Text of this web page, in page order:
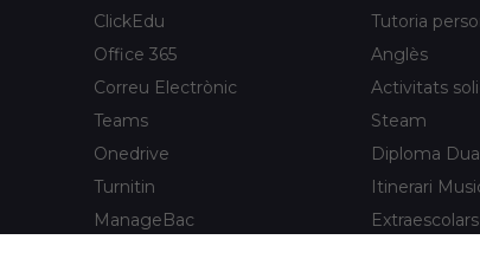
ClickEdu
Office 365
Correu Electrònic
Teams
Onedrive
Turnitin
ManageBac
Tutoria
Anglès
Activitats
Steam
Diploma
Itinerari
Extraescolars